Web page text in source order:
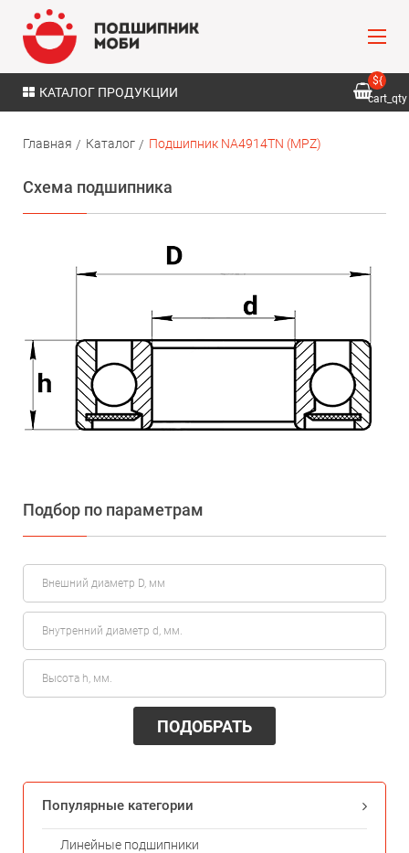
КАТАЛОГ ПРОДУКЦИИ
${
cart_qty
Главная Каталог Подшипник NA4914TN (MPZ)
Схема подшипника
Подбор по параметрам
ПОДОБРАТЬ
Популярные категории
Линейные подшипники